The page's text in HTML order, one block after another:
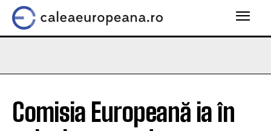
Comisia Europeană ia în